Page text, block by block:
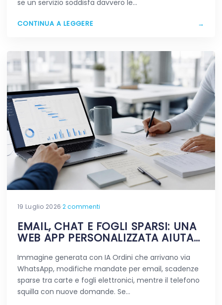
se un servizio soddisfa davvero le…
CONTINUA A LEGGERE →
19 Luglio 2026·2 commenti
EMAIL, CHAT E FOGLI SPARSI: UNA
WEB APP PERSONALIZZATA AIUTA
Immagine generata con IA Ordini che arrivano via
WhatsApp, modifiche mandate per email, scadenze
sparse tra carte e fogli elettronici, mentre il telefono
squilla con nuove domande. Se…